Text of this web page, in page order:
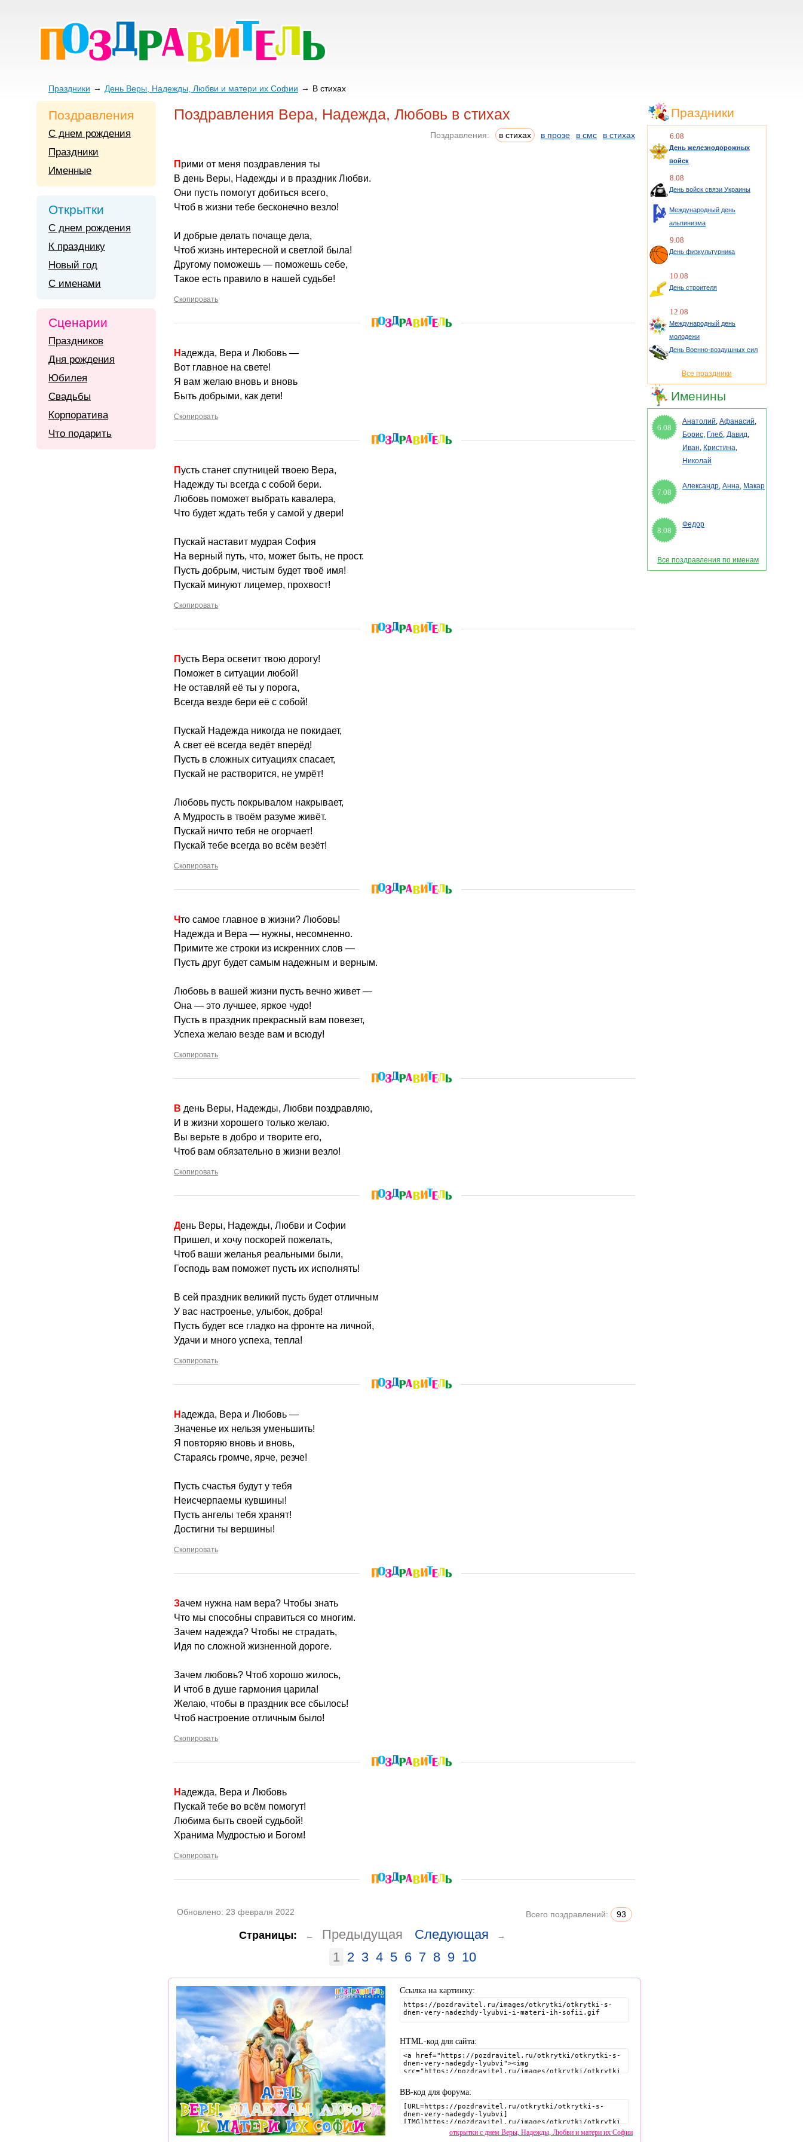
Праздники День Веры, Надежды, Любви и матери их Софии В стихах
Поздравления Вера, Надежда, Любовь в стихах
Поздравления: в стихах в прозе в смс в стихах
Прими от меня поздравления ты
В день Веры, Надежды и в праздник Любви.
Они пусть помогут добиться всего,
Чтоб в жизни тебе бесконечно везло!
И добрые делать почаще дела,
Чтоб жизнь интересной и светлой была!
Другому поможешь — поможешь себе,
Такое есть правило в нашей судьбе!
Скопировать
Надежда, Вера и Любовь —
Вот главное на свете!
Я вам желаю вновь и вновь
Быть добрыми, как дети!
Скопировать
Пусть станет спутницей твоею Вера,
Надежду ты всегда с собой бери.
Любовь поможет выбрать кавалера,
Что будет ждать тебя у самой у двери!
Пускай наставит мудрая София
На верный путь, что, может быть, не прост.
Пусть добрым, чистым будет твоё имя!
Пускай минуют лицемер, прохвост!
Скопировать
Пусть Вера осветит твою дорогу!
Поможет в ситуации любой!
Не оставляй её ты у порога,
Всегда везде бери её с собой!
Пускай Надежда никогда не покидает,
А свет её всегда ведёт вперёд!
Пусть в сложных ситуациях спасает,
Пускай не растворится, не умрёт!
Любовь пусть покрывалом накрывает,
А Мудрость в твоём разуме живёт.
Пускай ничто тебя не огорчает!
Пускай тебе всегда во всём везёт!
Скопировать
Что самое главное в жизни? Любовь!
Надежда и Вера — нужны, несомненно.
Примите же строки из искренних слов —
Пусть друг будет самым надежным и верным.
Любовь в вашей жизни пусть вечно живет —
Она — это лучшее, яркое чудо!
Пусть в праздник прекрасный вам повезет,
Успеха желаю везде вам и всюду!
Скопировать
В день Веры, Надежды, Любви поздравляю,
И в жизни хорошего только желаю.
Вы верьте в добро и творите его,
Чтоб вам обязательно в жизни везло!
Скопировать
День Веры, Надежды, Любви и Софии
Пришел, и хочу поскорей пожелать,
Чтоб ваши желанья реальными были,
Господь вам поможет пусть их исполнять!
В сей праздник великий пусть будет отличным
У вас настроенье, улыбок, добра!
Пусть будет все гладко на фронте на личной,
Удачи и много успеха, тепла!
Скопировать
Надежда, Вера и Любовь —
Значенье их нельзя уменьшить!
Я повторяю вновь и вновь,
Стараясь громче, ярче, резче!
Пусть счастья будут у тебя
Неисчерпаемы кувшины!
Пусть ангелы тебя хранят!
Достигни ты вершины!
Скопировать
Зачем нужна нам вера? Чтобы знать
Что мы способны справиться со многим.
Зачем надежда? Чтобы не страдать,
Идя по сложной жизненной дороге.
Зачем любовь? Чтоб хорошо жилось,
И чтоб в душе гармония царила!
Желаю, чтобы в праздник все сбылось!
Чтоб настроение отличным было!
Скопировать
Надежда, Вера и Любовь
Пускай тебе во всём помогут!
Любима быть своей судьбой!
Хранима Мудростью и Богом!
Скопировать
Обновлено: 23 февраля 2022 Всего поздравлений: 93
Страницы: ← Предыдущая Следующая →
1 2 3 4 5 6 7 8 9 10
Ссылка на картинку:
HTML-код для сайта:
BB-код для форума:
открытки с днем Веры, Надежды, Любви и матери их Софии
Поздравления
С днем рождения
Праздники
Именные
Открытки
С днем рождения
К празднику
Новый год
С именами
Сценарии
Праздников
Дня рождения
Юбилея
Свадьбы
Корпоратива
Что подарить
Праздники
6.08
День железнодорожных
войск
8.08
День войск связи Украины
Международный день
альпинизма
9.08
День физкультурника
10.08
День строителя
12.08
Международный день
молодежи
День Военно-воздушных сил
Все праздники
Именины
6.08
Анатолий, Афанасий,
Борис, Глеб, Давид,
Иван, Кристина,
Николай
7.08
Александр, Анна, Макар
8.08
Федор
Все поздравления по именам